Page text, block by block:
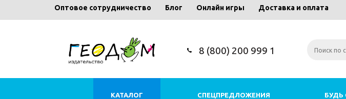
Оптовое сотрудничество Блог Онлайн игры Доставка и оплата
8 (800) 200 999 1
КАТАЛОГ СПЕЦПРЕДЛОЖЕНИЯ